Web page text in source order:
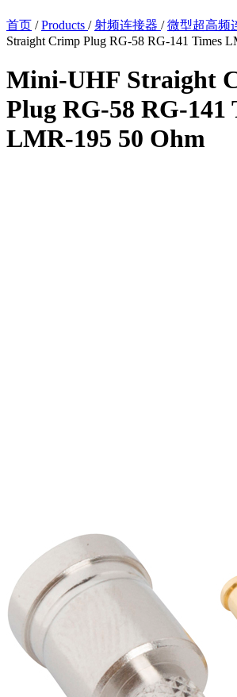
首页 / Products / 射频连接器 / 微型超高频
Straight Crimp Plug RG-58 RG-141 Times
Mini-UHF Straight
Plug RG-58 RG-141
LMR-195 50 Ohm